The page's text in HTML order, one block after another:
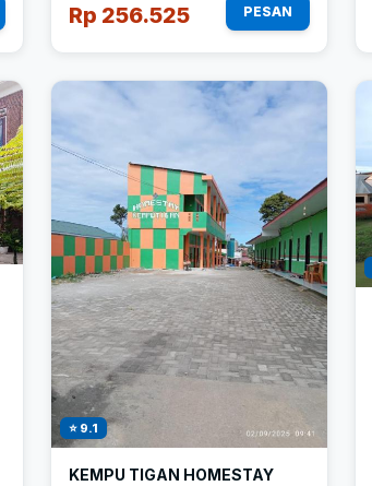
Rp 256.525 PESAN
⭐ 9.1
KEMPU TIGAN HOMESTAY